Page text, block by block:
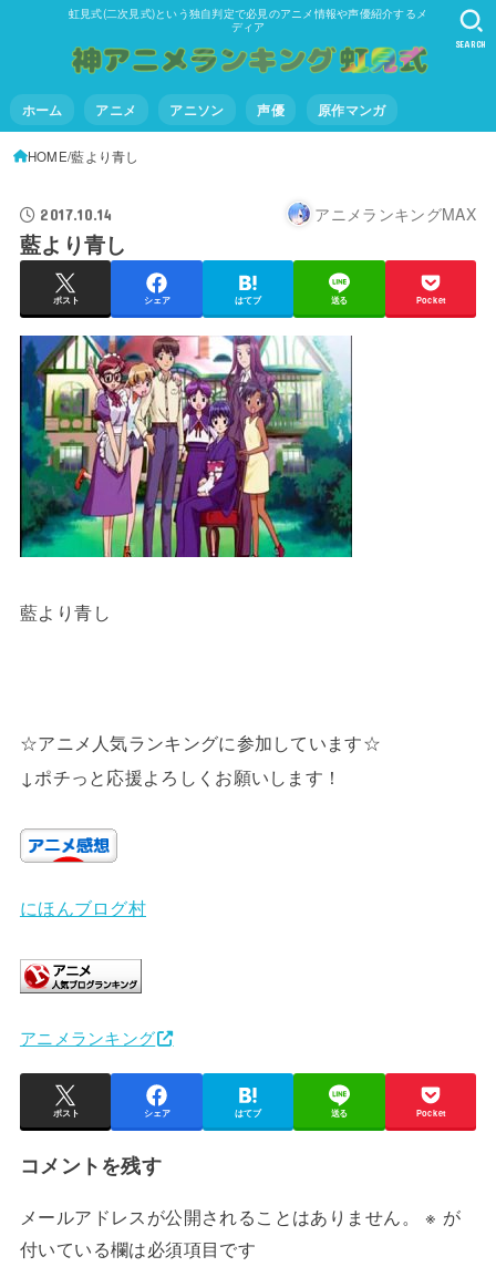
虹見式(二次見式)という独自判定で必見のアニメ情報や声優紹介するメ
ディア
ホーム アニメ アニソン 声優 原作マンガ
SEARCH
HOME 藍より青し
2017.10.14 アニメランキングMAX
藍より青し
ポスト シェア はてブ 送る Pocket
藍より青し
☆アニメ人気ランキングに参加しています☆
↓ポチっと応援よろしくお願いします！
にほんブログ村
アニメランキング
ポスト シェア はてブ 送る Pocket
コメントを残す
メールアドレスが公開されることはありません。 ※ が
付いている欄は必須項目です